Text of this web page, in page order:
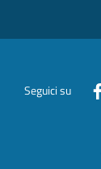
Seguici su